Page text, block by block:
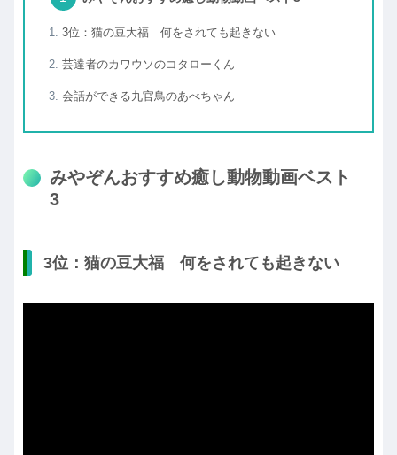
3位：猫の豆大福 何をされても起きない
芸達者のカワウソのコタローくん
会話ができる九官鳥のあべちゃん
みやぞんおすすめ癒し動物動画ベスト
3
3位：猫の豆大福 何をされても起きない